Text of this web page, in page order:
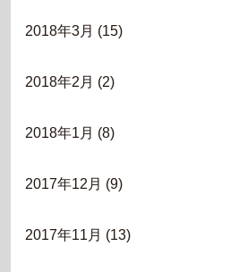
2018年3月 (15)
2018年2月 (2)
2018年1月 (8)
2017年12月 (9)
2017年11月 (13)